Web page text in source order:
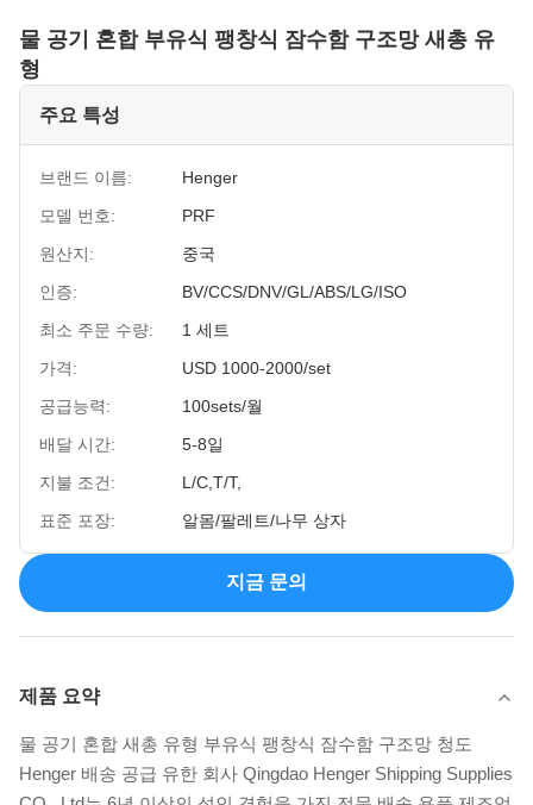
물 공기 혼합 부유식 팽창식 잠수함 구조망 새총 유
형
주요 특성
브랜드 이름:
Henger
모델 번호:
PRF
원산지:
중국
인증:
BV/CCS/DNV/GL/ABS/LG/ISO
최소 주문 수량:
1 세트
가격:
USD 1000-2000/set
공급능력:
100sets/월
배달 시간:
5-8일
지불 조건:
L/C,T/T,
표준 포장:
알몸/팔레트/나무 상자
지금 문의
제품 요약
물 공기 혼합 새총 유형 부유식 팽창식 잠수함 구조망 청도
Henger 배송 공급 유한 회사 Qingdao Henger Shipping Supplies